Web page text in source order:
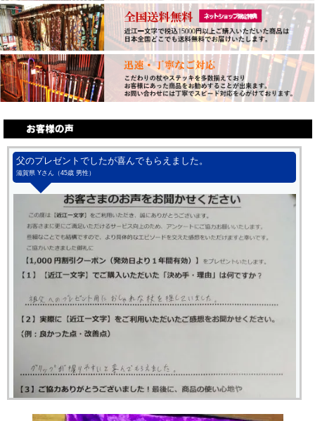
父のプレゼントでしたが喜んでもらえました。
滋賀県 Yさん（45歳 男性）